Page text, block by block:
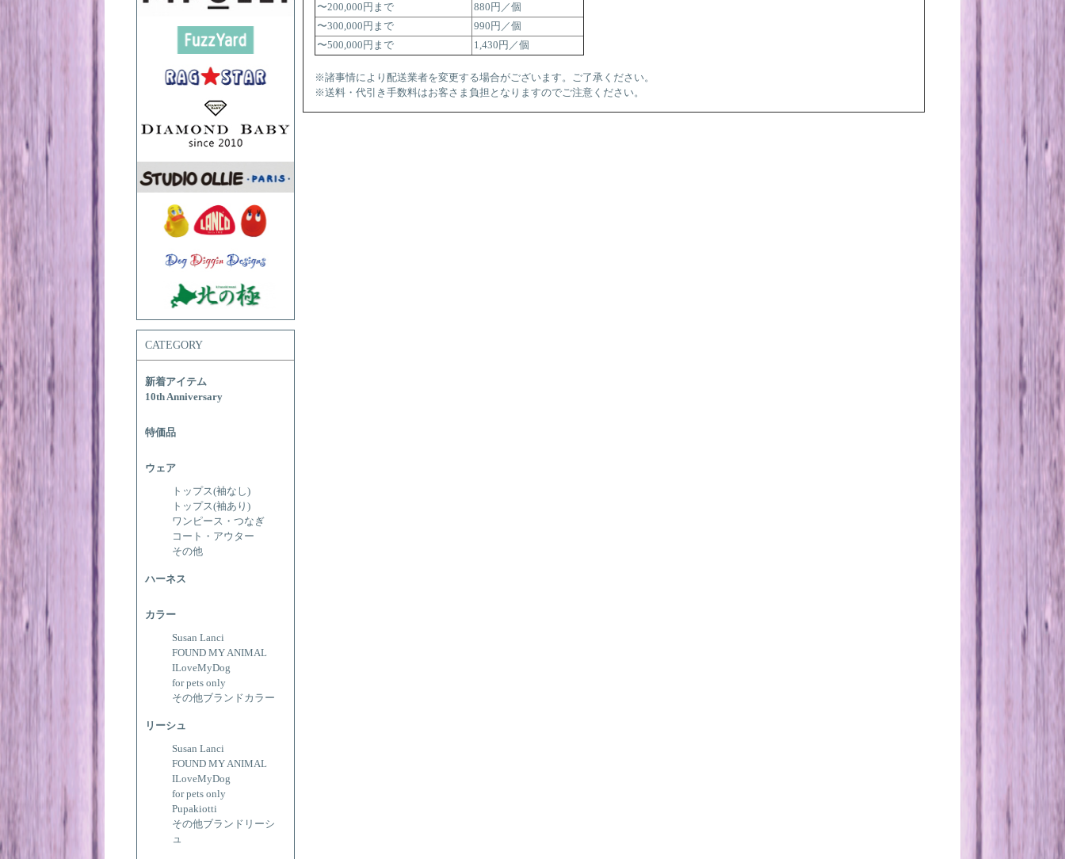
CATEGORY
新着アイテム
10th Anniversary
特価品
ウェア
トップス(袖なし)
トップス(袖あり)
ワンピース・つなぎ
コート・アウター
その他
ハーネス
カラー
Susan Lanci
FOUND MY ANIMAL
ILoveMyDog
for pets only
その他ブランドカラー
リーシュ
Susan Lanci
FOUND MY ANIMAL
ILoveMyDog
for pets only
Pupakiotti
その他ブランドリーシ
ュ
〜200,000円まで
880円／個
〜300,000円まで
990円／個
〜500,000円まで
1,430円／個
※諸事情により配送業者を変更する場合がございます。ご了承ください。
※送料・代引き手数料はお客さま負担となりますのでご注意ください。